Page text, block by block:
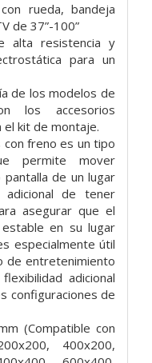
rueda, bandeja
de 37”-100”
alta resistencia y
para un
de los modelos de
los accesorios
el kit de montaje.
freno es un tipo
permite mover
de un lugar
de tener
asegurar que el
en su lugar
especialmente útil
de entretenimiento
adicional
configuraciones de
(Compatible con
400x200,